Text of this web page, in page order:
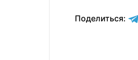
Поделиться: